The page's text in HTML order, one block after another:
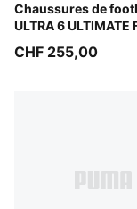
Chaussures de
ULTRA 6 ULTIMATE
Icy Blue-PUMA
CHF 255,00